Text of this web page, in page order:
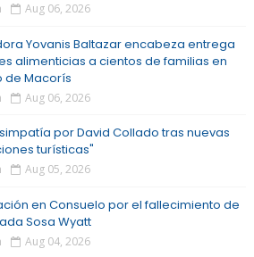
Aug 06, 2026
Yovanis Baltazar encabeza entrega
alimenticias a cientos de familias en
de Macorís
Aug 06, 2026
por David Collado tras nuevas
turísticas"
Aug 05, 2026
en Consuelo por el fallecimiento de
Sosa Wyatt
Aug 04, 2026